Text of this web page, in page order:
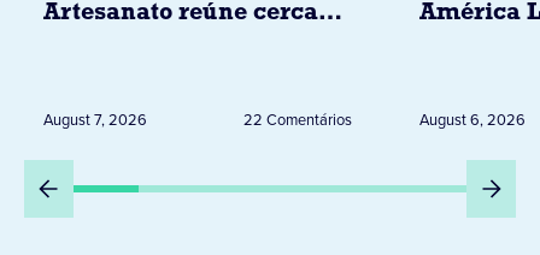
Artesanato reúne cerca
August 7, 2026 22 Comentários
América
Peru
August 6, 2026